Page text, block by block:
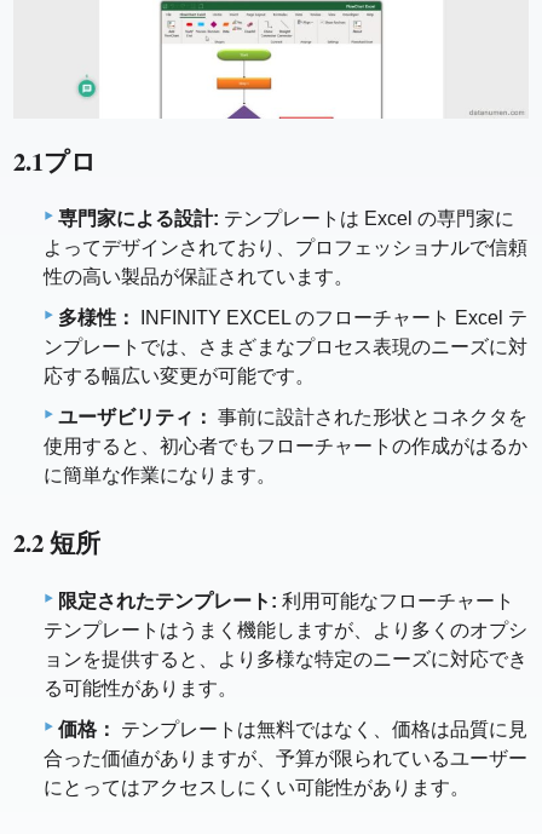
2.1プロ
専門家による設計: テンプレートは Excel の専門家に
よってデザインされており、プロフェッショナルで信頼
性の高い製品が保証されています。
多様性：
INFINITY EXCEL のフローチャート Excel テ
ンプレートでは、さまざまなプロセス表現のニーズに対
応する幅広い変更が可能です。
ユーザビリティ： 事前に設計された形状とコネクタを
使用すると、初心者でもフローチャートの作成がはるか
に簡単な作業になります。
2.2 短所
限定されたテンプレート: 利用可能なフローチャート
テンプレートはうまく機能しますが、より多くのオプシ
ョンを提供すると、より多様な特定のニーズに対応でき
る可能性があります。
価格： テンプレートは無料ではなく、価格は品質に見
合った価値がありますが、予算が限られているユーザー
にとってはアクセスしにくい可能性があります。